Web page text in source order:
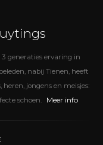
generaties ervaring in
nabij Tienen, heeft
jongens en meisjes:
schoen.
Meer info